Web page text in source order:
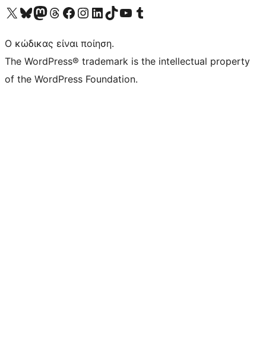
Visit our X (formerly Twitter) account
Visit our Bluesky account
Επισκεφθείτε τον λογαριασμό μας στο Mastodon
Visit our Threads account
Επισκεφτείτε τη σελίδα μας στο Facebook
Επισκεφθείτε τον λογαριασμό μας Instagram
Επισκεφθείτε τον λογαριασμό μας LinkedIn
Visit our TikTok account
Visit our YouTube channel
Visit our Tumblr account
Ο κώδικας είναι ποίηση.
The WordPress® trademark is the intellectual property
of the WordPress Foundation.